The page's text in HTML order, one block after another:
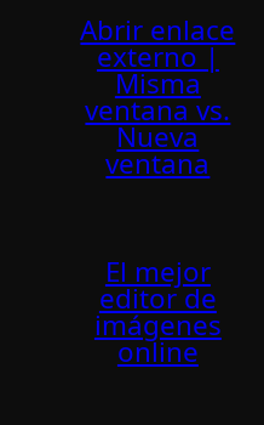
Abrir enlace
externo |
Misma
ventana vs.
Nueva
ventana
El mejor
editor de
imágenes
online